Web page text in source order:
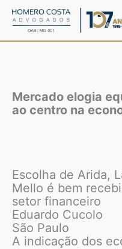
para
Mercado elogia
ao centro na
Escolha de Arida,
Mello é bem
setor financeiro
Eduardo Cucolo
São Paulo
A indicação dos